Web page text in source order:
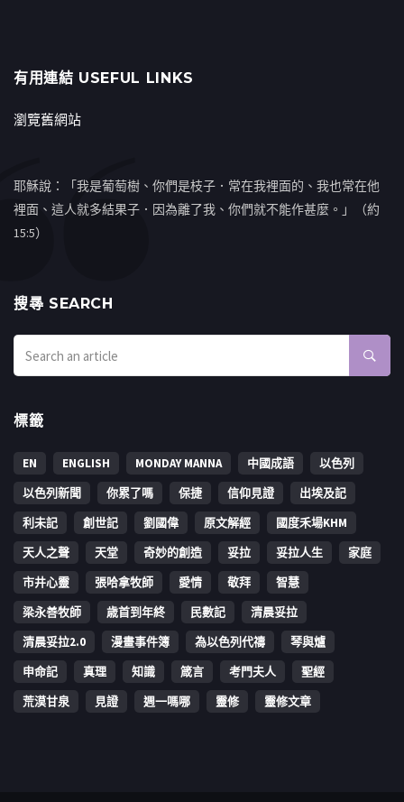
有用連結 USEFUL LINKS
瀏覽舊網站
耶穌說：「我是葡萄樹、你們是枝子．常在我裡面的、我也常在他
裡面、這人就多結果子．因為離了我、你們就不能作甚麼。」（約
15:5）
搜㝷 SEARCH
標籤
EN ENGLISH MONDAY MANNA 中國成語
以色列
以色列新聞
你累了嗎 保捷 信仰見證
出埃及記
利未記
創世記 劉國偉 原文解經
國度禾場KHM
天人之聲
天堂 奇妙的創造 妥拉 妥拉人生
家庭
市井心靈
張哈拿牧師 愛情 敬拜
智慧
梁永善牧師
歳首到年終 民數記
清晨妥拉
清晨妥拉2.0
漫畫事件簿 為以色列代禱
琴與爐
申命記
真理 知識 箴言 考門夫人
聖經
荒漠甘泉
見證 週一嗎哪 靈修 靈修文章